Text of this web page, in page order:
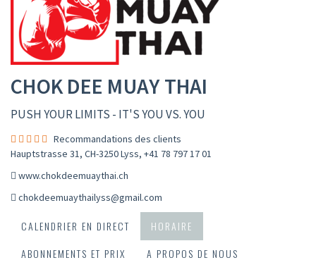
CHOK DEE MUAY THAI
PUSH YOUR LIMITS - IT'S YOU VS. YOU
Recommandations des clients
Hauptstrasse 31, CH-3250 Lyss, +41 78 797 17 01
www.chokdeemuaythai.ch
chokdeemuaythailyss@gmail.com
CALENDRIER EN DIRECT
HORAIRE
ABONNEMENTS ET PRIX
A PROPOS DE NOUS